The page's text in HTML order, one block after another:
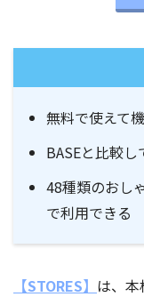
無料で使えて
BASEと比較
48種類のおし
で利用できる
【STORES】 は、